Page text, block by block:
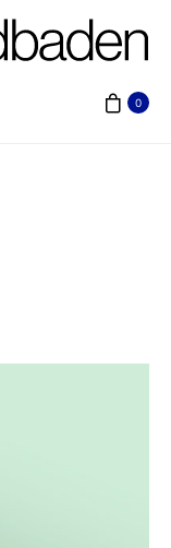
0